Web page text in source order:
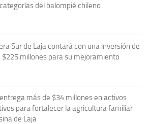
del balompié chileno
Sur de Laja contará con una inversión de
$225 millones para su mejoramiento
más de $34 millones en activos
para fortalecer la agricultura familiar
de Laja